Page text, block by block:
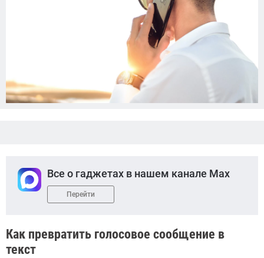
Все о гаджетах в нашем канале Max
Перейти
Как превратить голосовое сообщение в
текст